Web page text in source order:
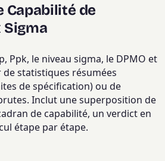
Capabilité de
Sigma
Ppk, le niveau sigma, le DPMO et
statistiques résumées
de spécification) ou de
Inclut une superposition de
de capabilité, un verdict en
étape par étape.